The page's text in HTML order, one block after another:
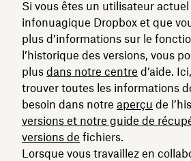
Si vous êtes un utilisateur
infonuagique Dropbox et que
plus d’informations sur le
l’historique des versions, vous
plus dans notre centre d’aide.
trouver toutes les informations
besoin dans notre aperçu de
versions et notre guide de
versions de fichiers.
Lorsque vous travaillez en